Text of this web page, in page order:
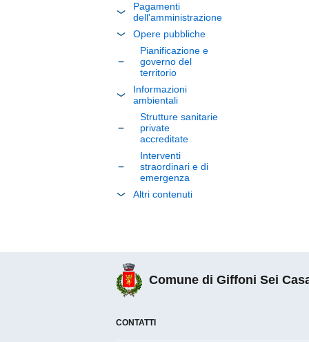
Pagamenti
dell'amministrazione
Opere pubbliche
Pianificazione e
governo del
territorio
Informazioni
ambientali
Strutture sanitarie
private
accreditate
Interventi
straordinari e di
emergenza
Altri contenuti
Comune di Giffoni Sei
CONTATTI